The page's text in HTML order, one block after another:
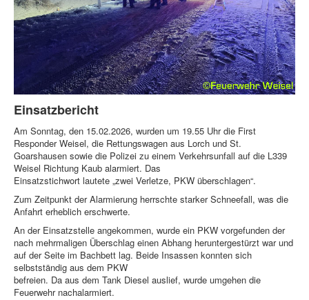
Einsatzbericht
Am Sonntag, den 15.02.2026, wurden um 19.55 Uhr die First
Responder Weisel, die Rettungswagen aus Lorch und St.
Goarshausen sowie die Polizei zu einem Verkehrsunfall auf die L339
Weisel Richtung Kaub alarmiert. Das
Einsatzstichwort lautete „zwei Verletze, PKW überschlagen“.
Zum Zeitpunkt der Alarmierung herrschte starker Schneefall, was die
Anfahrt erheblich erschwerte.
An der Einsatzstelle angekommen, wurde ein PKW vorgefunden der
nach mehrmaligen Überschlag einen Abhang heruntergestürzt war und
auf der Seite im Bachbett lag. Beide Insassen konnten sich
selbstständig aus dem PKW
befreien. Da aus dem Tank Diesel auslief, wurde umgehen die
Feuerwehr nachalarmiert.